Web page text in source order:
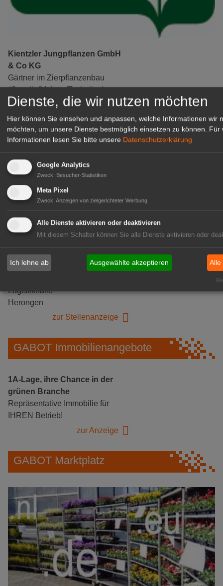
Kientzler Jungpflanzen GmbH
& Co KG
Gärtner im Zierpflanzenbau
(Geselle/Meister/Techniker)
(m/w/d)
zur Stellenanzeige
Gärtnerei Hanns
Logistikhalle
Herongen
zur Stellenanzeige
GABOT Immobilienangebote
1A-Lage, ihre Chance in der
grünen Branche
Repräsentative Immobilie für
IHREN Betrieb!
zur Anzeige
GABOT Marktplatz
Dienste, die wir nutzen möchten
Hier können Sie einsehen und anpassen, welche Informationen wir
möchten, um unsere Dienste bestmöglich einsetzen zu können.
Für
Informationen lesen Sie bitte unsere Datenschutzerklärung
Google Analytics
Zweck: Besucher-Statistiken
Meta Pixel
Zweck: Anzeigen von zielgerichteter Werbung
Alle Dienste aktivieren oder deaktivieren
Mit diesem Schalter können Sie alle Dienste aktivieren oder
Ich lehne ab Ausgewählte akzeptieren Alle